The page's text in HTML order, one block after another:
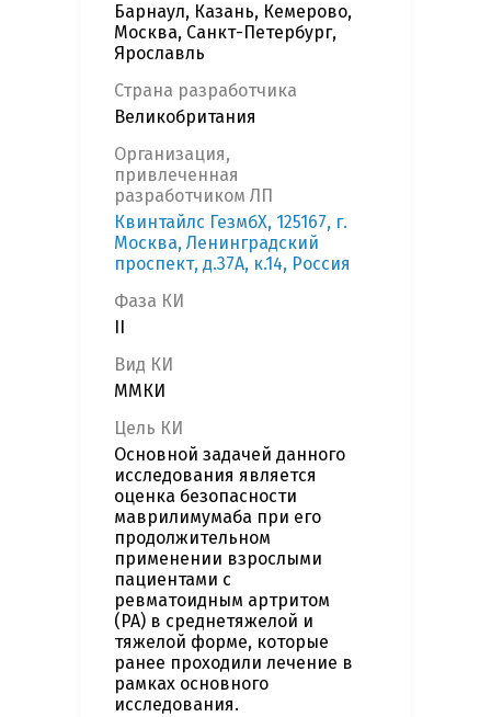
Барнаул, Казань, Кемерово,
Москва, Санкт-Петербург,
Ярославль
Страна разработчика
Великобритания
Организация,
привлеченная
разработчиком ЛП
Квинтайлс ГезмбХ, 125167, г.
Москва, Ленинградский
проспект, д.37А, к.14, Россия
Фаза КИ
Вид КИ
ММКИ
Цель КИ
Основной задачей данного
исследования является
оценка безопасности
маврилимумаба при его
продолжительном
применении взрослыми
пациентами с
ревматоидным артритом
(РА) в среднетяжелой и
тяжелой форме, которые
ранее проходили лечение в
рамках основного
исследования.